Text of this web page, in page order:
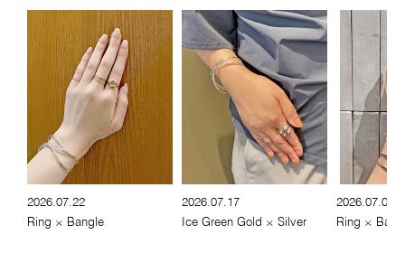
2026.07.22
Ring × Bangle
2026.07.17
Ice Green Gold × Silver
2026.07.01
Ring ×